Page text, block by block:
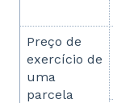
Preço de
exercício de
uma
parcela